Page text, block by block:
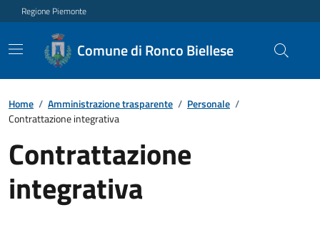
Regione Piemonte
Comune di Ronco Biellese
Home / Amministrazione trasparente / Personale /
Contrattazione integrativa
Contrattazione
integrativa